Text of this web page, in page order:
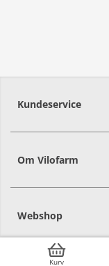
Kurv
Kundeservice
Om Vilofarm
Webshop